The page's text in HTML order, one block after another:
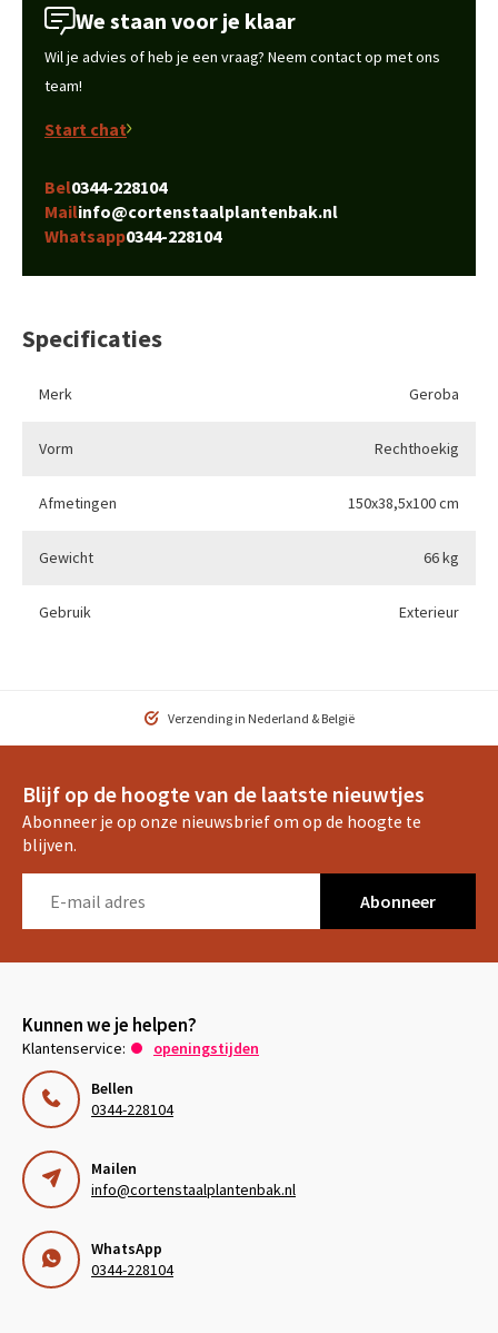
We staan voor je klaar
Wil je advies of heb je een vraag? Neem contact op met ons
team!
Start chat
Bel0344-228104
Mailinfo@cortenstaalplantenbak.nl
Whatsapp0344-228104
Specificaties
Merk Geroba
Vorm Rechthoekig
Afmetingen 150x38,5x100 cm
Gewicht 66 kg
Gebruik Exterieur
Verzending in Nederland & België
Blijf op de hoogte van de laatste nieuwtjes
Abonneer je op onze nieuwsbrief om op de hoogte te
blijven.
Abonneer
Kunnen we je helpen?
Klantenservice:
openingstijden
Bellen
0344-228104
Mailen
info@cortenstaalplantenbak.nl
WhatsApp
0344-228104